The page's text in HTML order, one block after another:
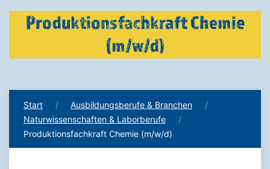
Produktionsfachkraft Chemie
(m/w/d)
Start
Ausbildungsberufe & Branchen
Naturwissenschaften & Laborberufe
Produktionsfachkraft Chemie (m/w/d)